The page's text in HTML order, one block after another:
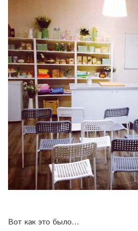
Вот как это было...